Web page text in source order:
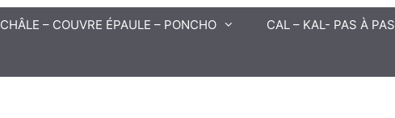
CHÂLE – COUVRE ÉPAULE – PONCHO CAL – KAL- PAS À PAS